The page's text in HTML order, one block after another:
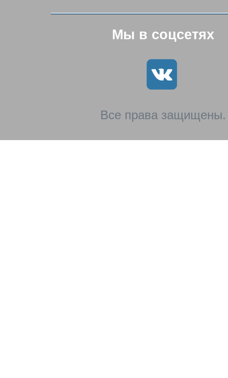
Мы в соцсетях
Все права защищены.